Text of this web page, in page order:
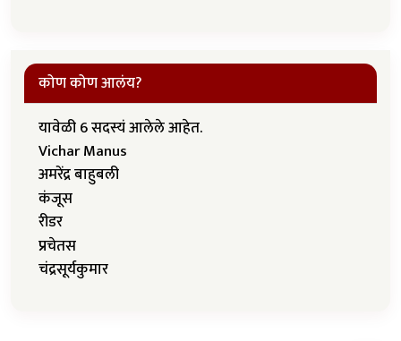
कोण कोण आलंय?
यावेळी 6 सदस्यं आलेले आहेत.
Vichar Manus
अमरेंद्र बाहुबली
कंजूस
रीडर
प्रचेतस
चंद्रसूर्यकुमार